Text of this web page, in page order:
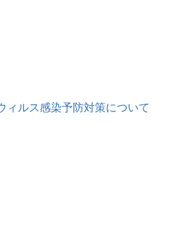
ィルス感染予防対策について